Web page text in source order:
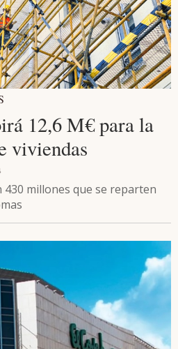
12,6 M€ para la
viviendas
430 millones que se reparten